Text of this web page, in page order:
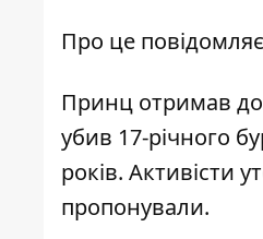
Про це повідомляє
Принц отримав
убив 17-річного
років. Активісти
пропонували.